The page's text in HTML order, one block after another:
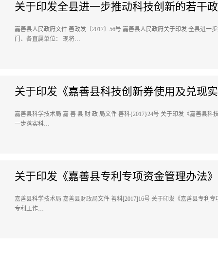
关于印发全县进一步推动科技创新的若干
嘉善县人民政府文件 善政发〔2017〕56号 嘉善县人民政府关于印发 全县进
门、各直属单位： 现将…
关于印发《嘉善县科技创新券使用及兑现
嘉善县科学技术局 嘉 善 县 财 政 局文件 善科{2017}24号 关于印发《嘉善县
一步落实科…
关于印发《嘉善县专利专项资金管理办法
嘉善县科学技术局 嘉善县财政局文件 善科[2017]16号 关于印发《嘉善县专利
专利工作…